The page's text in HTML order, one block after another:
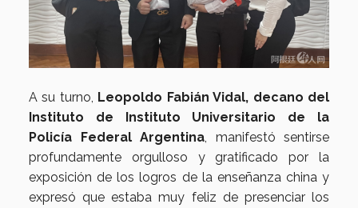
A su turno, Leopoldo Fabián Vidal, decano del
Instituto de Instituto Universitario de la
Policía Federal Argentina , manifestó sentirse
profundamente orgulloso y gratificado por la
exposición de los logros de la enseñanza china y
expresó que estaba muy feliz de presenciar los